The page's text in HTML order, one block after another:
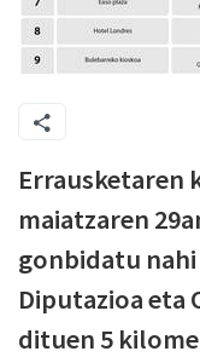
Errausketaren
maiatzaren
gonbidatu
Diputazioa eta
dituen 5